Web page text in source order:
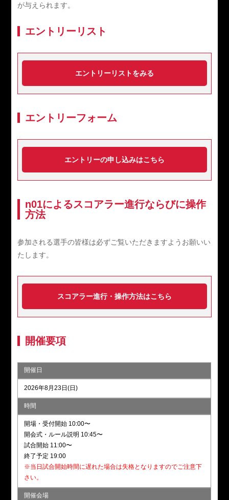
が与えられます。
エントリーリスト
エントリーリストをみる
エントリーフォーム
エントリーの申し込みはこちら
n01によるスコアラー進行ならびに操作
方法
参加される選手の皆様は必ずご覧いただきますようお願いい
たします。
スコアラー進行・操作方法はこちら
開催要項
開催日
2026年8月23日(日)
時間
開場・受付開始 10:00〜
開会式・ルール説明 10:45〜
試合開始 11:00〜
終了予定 19:00
※当日試合開始時間に遅れた場合は失格となりますのでご注意下
さい。
開催会場